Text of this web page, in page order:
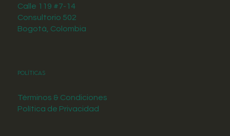
Calle 119 #7-14
Consultorio 502
Bogotá, Colombia
Políticas
Términos & Condiciones
Política de Privacidad